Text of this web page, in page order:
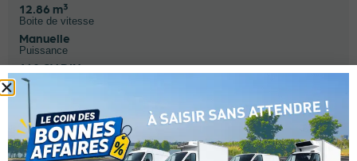
12.86 m³
Boite de vitesse
Manuelle
Puissance
160 CV DIN
Énergie
Gazole